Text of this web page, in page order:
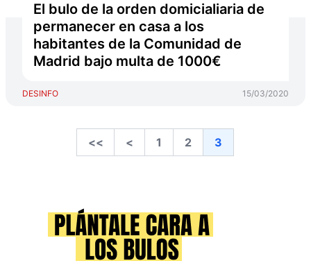
El bulo de la orden domicialiaria de
permanecer en casa a los
habitantes de la Comunidad de
Madrid bajo multa de 1000€
DESINFO 15/03/2020
<< < 1 2 3